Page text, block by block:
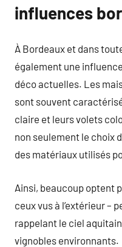
influences
À Bordeaux et dans
également une
déco actuelles. Les
sont souvent
claire et leurs volets
non seulement le choix
des matériaux utilisés
Ainsi, beaucoup optent
ceux vus à l’extérieur –
rappelant le ciel
vignobles environnants.